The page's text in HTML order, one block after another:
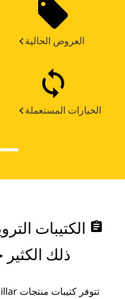
العروض الحالية
الخيارات المستعملة
assignment الكتيبات
ذلك الكثير